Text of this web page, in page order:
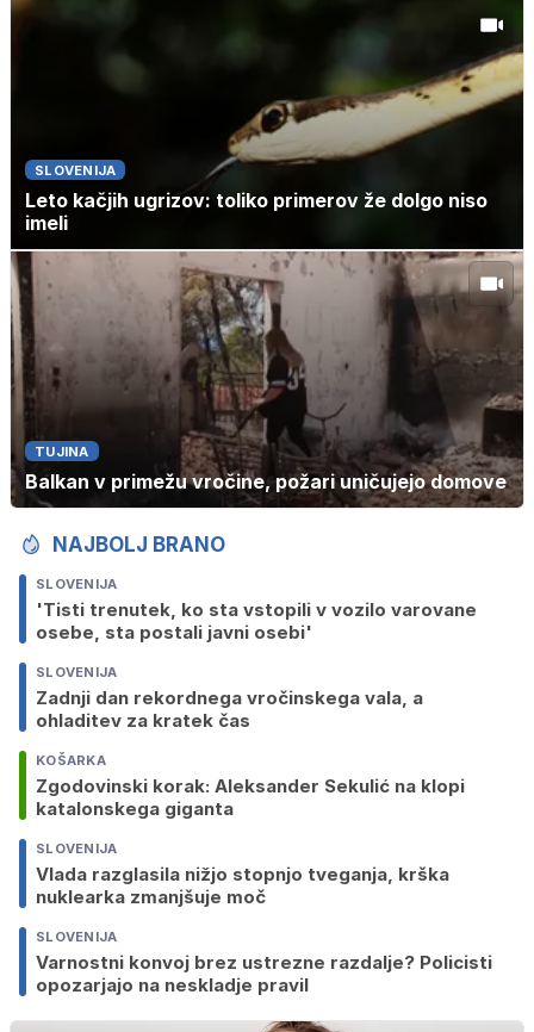
SLOVENIJA
Leto kačjih ugrizov: toliko primerov že dolgo niso
imeli
TUJINA
Balkan v primežu vročine, požari uničujejo domove
NAJBOLJ BRANO
SLOVENIJA
'Tisti trenutek, ko sta vstopili v vozilo varovane
osebe, sta postali javni osebi'
SLOVENIJA
Zadnji dan rekordnega vročinskega vala, a
ohladitev za kratek čas
KOŠARKA
Zgodovinski korak: Aleksander Sekulić na klopi
katalonskega giganta
SLOVENIJA
Vlada razglasila nižjo stopnjo tveganja, krška
nuklearka zmanjšuje moč
SLOVENIJA
Varnostni konvoj brez ustrezne razdalje? Policisti
opozarjajo na neskladje pravil